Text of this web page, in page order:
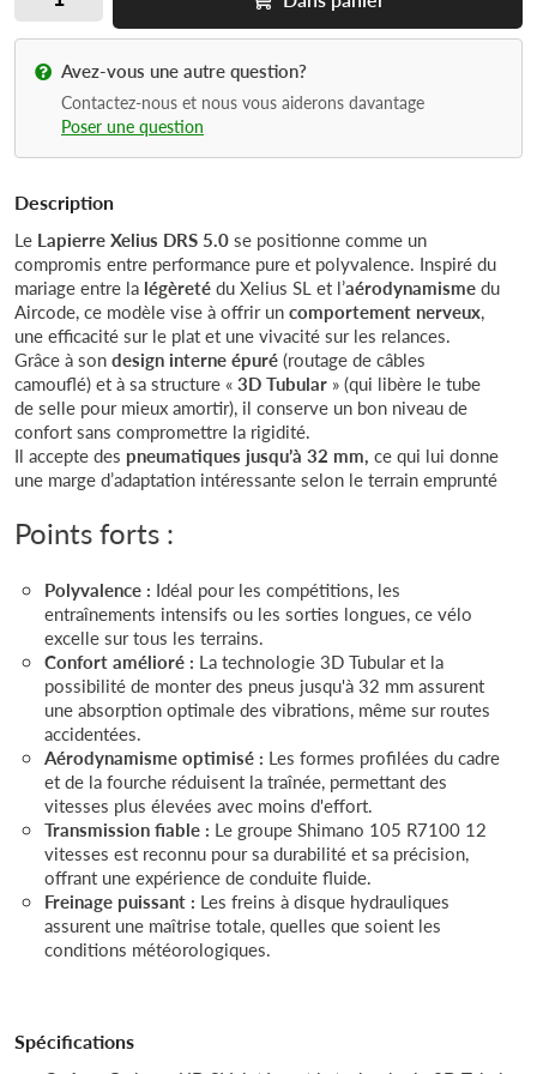
Avez-vous une autre question?
Contactez-nous et nous vous aiderons davantage
Poser une question
Description
Le Lapierre Xelius DRS 5.0se positionne comme un
compromis entre performance pure et polyvalence. Inspiré du
mariage entre la légèretédu Xelius SL et l’aérodynamismedu
Aircode, ce modèle vise à offrir uncomportement nerveux,
une efficacité sur le plat et une vivacité sur les relances.
Grâce à sondesign interne épuré(routage de câbles
camouflé) et à sa structure «3D Tubular » (qui libère le tube
de selle pour mieux amortir), il conserve un bon niveau de
confort sans compromettre la rigidité.
Il accepte des pneumatiques jusqu’à 32 mm, ce qui lui donne
une marge d’adaptation intéressante selon le terrain emprunté
Points forts :
Polyvalence : Idéal pour les compétitions, les
entraînements intensifs ou les sorties longues, ce vélo
excelle sur tous les terrains.
Confort amélioré : La technologie 3D Tubular et la
possibilité de monter des pneus jusqu'à 32 mm assurent
une absorption optimale des vibrations, même sur routes
accidentées.
Aérodynamisme optimisé : Les formes profilées du cadre
et de la fourche réduisent la traînée, permettant des
vitesses plus élevées avec moins d'effort.
Transmission fiable : Le groupe Shimano 105 R7100 12
vitesses est reconnu pour sa durabilité et sa précision,
offrant une expérience de conduite fluide.
Freinage puissant : Les freins à disque hydrauliques
assurent une maîtrise totale, quelles que soient les
conditions météorologiques.
Spécifications